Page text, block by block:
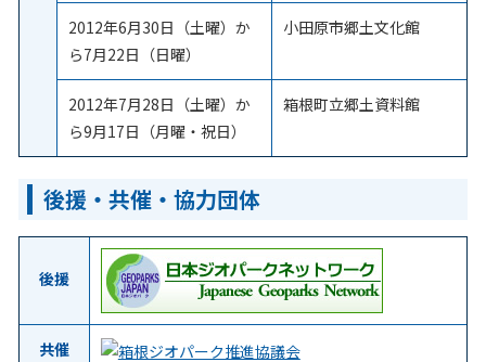
2012年6月30日（土曜）か
ら7月22日（日曜）
小田原市郷土文化館
2012年7月28日（土曜）か
ら9月17日（月曜・祝日）
箱根町立郷土資料館
後援・共催・協力団体
後援
共催